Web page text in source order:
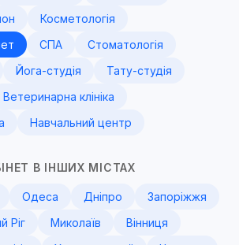
Косметологія
СПА
Стоматологія
Йога-студія
Тату-студія
Ветеринарна клініка
Навчальний центр
В ІНШИХ МІСТАХ
Одеса Дніпро
Запоріжжя
Ріг Миколаїв
Вінниця